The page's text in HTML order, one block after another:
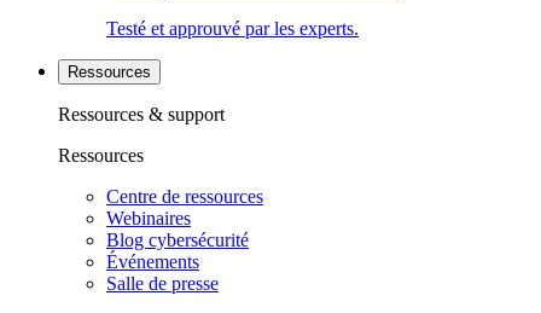
Testé et approuvé par les experts.
Ressources
Ressources & support
Ressources
Centre de ressources
Webinaires
Blog cybersécurité
Événements
Salle de presse